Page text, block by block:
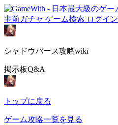
事前ガチャ ゲーム検索 ログイン
シャドウバース攻略wiki
掲示板Q&A
トップに戻る
ゲーム攻略一覧を見る